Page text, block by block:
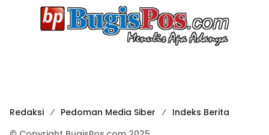
Redaksi Pedoman Media Siber
Indeks Berita